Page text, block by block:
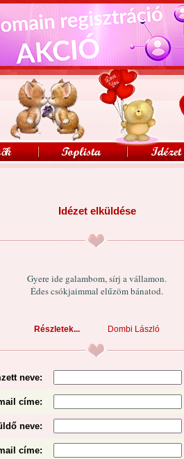
Idézet elküldése
Gyere ide galambom, sírj a vállamon.
Édes csókjaimmal elűzöm bánatod.
Részletek... Dombi László
neve:
címe:
neve:
címe: